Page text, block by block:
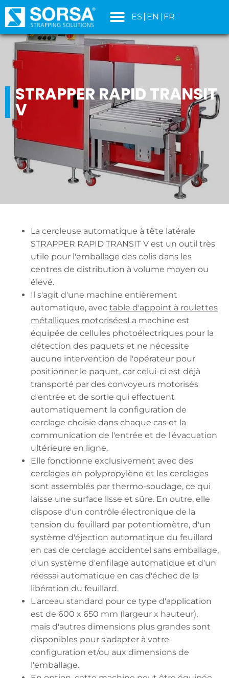
principal
ES EN FR
STRAPPER RAPID TRANSIT
V
La cercleuse automatique à tête latérale
STRAPPER RAPID TRANSIT V est un outil très
utile pour l'emballage des colis dans les
centres de distribution à volume moyen ou
élevé.
Il s'agit d'une machine entièrement
automatique, avec table d'appoint à roulettes
métalliques motoriséesLa machine est
équipée de cellules photoélectriques pour la
détection des paquets et ne nécessite
aucune intervention de l'opérateur pour
positionner le paquet, car celui-ci est déjà
transporté par des convoyeurs motorisés
d'entrée et de sortie qui effectuent
automatiquement la configuration de
cerclage choisie dans chaque cas et la
communication de l'entrée et de l'évacuation
ultérieure en ligne.
Elle fonctionne exclusivement avec des
cerclages en polypropylène et les cerclages
sont assemblés par thermo-soudage, ce qui
laisse une surface lisse et sûre. En outre, elle
dispose d'un contrôle électronique de la
tension du feuillard par potentiomètre, d'un
système d'éjection automatique du feuillard
en cas de cerclage accidentel sans emballage,
d'un système d'enfilage automatique et d'un
réessai automatique en cas d'échec de la
libération du feuillard.
L'arceau standard pour ce type d'application
est de 600 x 650 mm (largeur x hauteur),
mais d'autres dimensions plus grandes sont
disponibles pour s'adapter à votre
configuration et/ou aux dimensions de
l'emballage.